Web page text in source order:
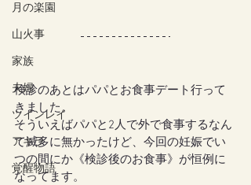
月の楽園
山火事
家族
夫婦
ツインレイ
アキラ
覚醒物語
検診のあとはパパとお食事デート行って
きました。
そういえばパパと2人で外で食事するなん
て滅多に無かったけど、今回の妊娠でい
つの間にか《検診後のお食事》が恒例に
なってます。